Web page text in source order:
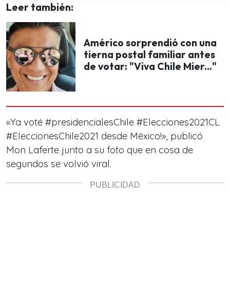
Leer también:
Américo sorprendió con una
tierna postal familiar antes
de votar: "Viva Chile Mier..."
«Ya voté #presidencialesChile #Elecciones2021CL
#EleccionesChile2021 desde México!», publicó
Mon Laferte junto a su foto que en cosa de
segundos se volvió viral.